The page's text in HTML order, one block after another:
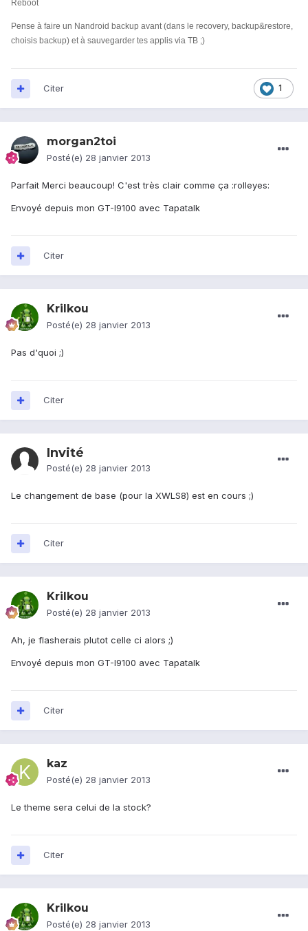
Reboot
Pense à faire un Nandroid backup avant (dans le recovery, backup&restore,
choisis backup) et à sauvegarder tes applis via TB ;)
1
Citer
morgan2toi
Posté(e) 28 janvier 2013
Parfait Merci beaucoup! C'est très clair comme ça :rolleyes:
Envoyé depuis mon GT-I9100 avec Tapatalk
Citer
Krilkou
Posté(e) 28 janvier 2013
Pas d'quoi ;)
Citer
Invité
Posté(e) 28 janvier 2013
Le changement de base (pour la XWLS8) est en cours ;)
Citer
Krilkou
Posté(e) 28 janvier 2013
Ah, je flasherais plutot celle ci alors ;)
Envoyé depuis mon GT-I9100 avec Tapatalk
Citer
kaz
Posté(e) 28 janvier 2013
Le theme sera celui de la stock?
Citer
Krilkou
Posté(e) 28 janvier 2013